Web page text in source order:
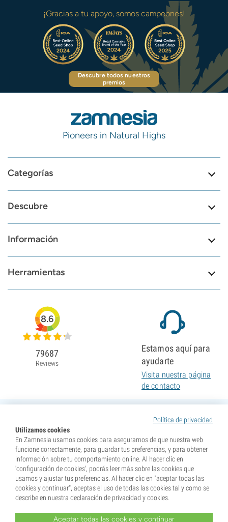
¡Gracias a tu apoyo, somos campeones!
Descubre todos nuestros
premios
Pioneers in Natural Highs
Categorías
Descubre
Información
Herramientas
Política de privacidad
Utilizamos cookies
En Zamnesia usamos cookies para asegurarnos de que nuestra web
funcione correctamente, para guardar tus preferencias, y para obtener
información sobre tu comportamiento online. Al hacer clic en
'configuración de cookies', podrás leer más sobre las cookies que
usamos y ajustar tus preferencias. Al hacer clic en "aceptar todas las
cookies y continuar", aceptas el uso de todas las cookies tal y como se
describe en nuestra declaración de privacidad y cookies.
Aceptar todas las cookies y continuar
8.6
79687
Reviews
Estamos aquí para
ayudarte
Visita nuestra página
de contacto